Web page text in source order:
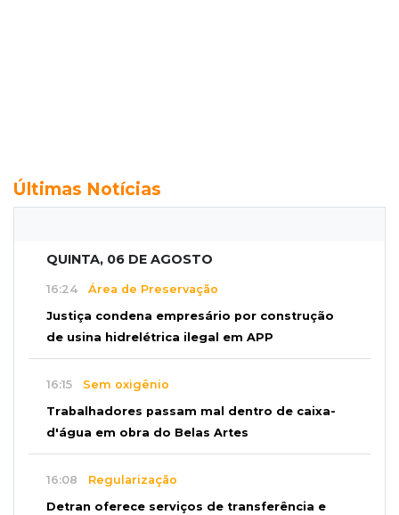
Últimas Notícias
QUINTA, 06 DE AGOSTO
16:24 Área de Preservação
Justiça condena empresário por construção
de usina hidrelétrica ilegal em APP
16:15 Sem oxigênio
Trabalhadores passam mal dentro de caixa-
d'água em obra do Belas Artes
16:08 Regularização
Detran oferece serviços de transferência e